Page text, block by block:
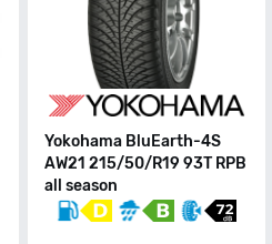
Yokohama BluEarth-4S
AW21 215/50/R19 93T RPB
all season